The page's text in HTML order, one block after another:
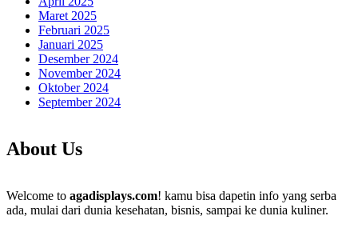
Maret 2025
Februari 2025
Januari 2025
Desember 2024
November 2024
Oktober 2024
September 2024
About Us
Welcome to agadisplays.com! kamu bisa dapetin info yang serba
ada, mulai dari dunia kesehatan, bisnis, sampai ke dunia kuliner.